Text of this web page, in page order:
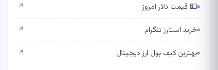
💵 قیمت دلار امروز ↗
خرید استارز تلگرام ↗
بهترین کیف پول ارز دیجیتال ↗